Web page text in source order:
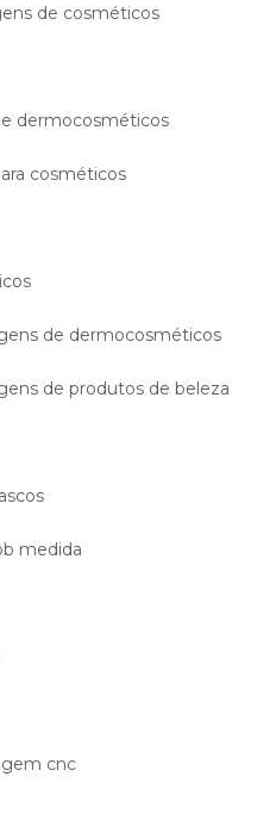
de cosméticos
dermocosméticos
cosméticos
de dermocosméticos
de produtos de beleza
medida
cnc